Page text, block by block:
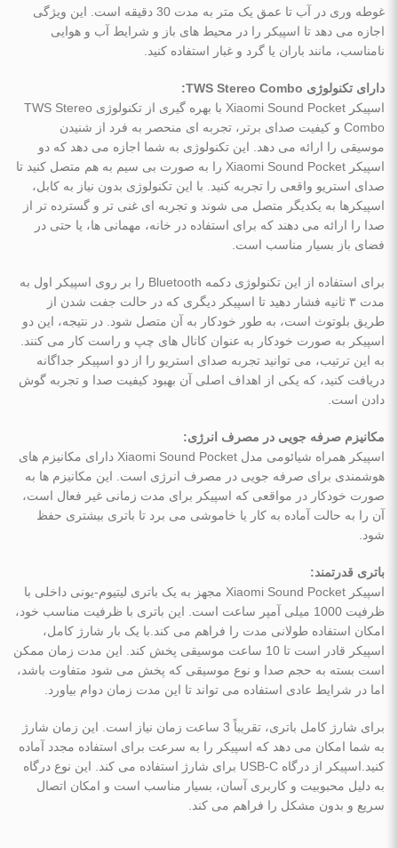
غوطه ‌وری در آب تا عمق یک متر به مدت 30 دقیقه است. این ویژگی
اجازه می ‌دهد تا اسپیکر را در محیط ‌های باز و شرایط آب و هوایی
نامناسب، مانند باران یا گرد و غبار استفاده کنید.
دارای تکنولوژی TWS Stereo Combo:
اسپیکر Xiaomi Sound Pocket با بهره‌ گیری از تکنولوژی TWS Stereo
Combo و کیفیت صدای برتر، تجربه ‌ای منحصر به فرد از شنیدن
موسیقی را ارائه می‌ دهد. این تکنولوژی به شما اجازه می ‌دهد که دو
اسپیکر Xiaomi Sound Pocket را به صورت بی ‌سیم به هم متصل کنید تا
صدای استریو واقعی را تجربه کنید. با این تکنولوژی بدون نیاز به کابل،
اسپیکرها به یکدیگر متصل می ‌شوند و تجربه ‌ای غنی ‌تر و گسترده ‌تر از
صدا را ارائه می ‌دهند که برای استفاده در خانه، مهمانی‌ ها، یا حتی در
فضای باز بسیار مناسب است.
برای استفاده از این تکنولوژی دکمه Bluetooth را بر روی اسپیکر اول به
مدت ۳ ثانیه فشار دهید تا اسپیکر دیگری که در حالت جفت‌ شدن از
طریق بلوتوث است، به طور خودکار به آن متصل شود. در نتیجه، این دو
اسپیکر به صورت خودکار به عنوان کانال ‌های چپ و راست کار می ‌کنند.
به این ترتیب، می ‌توانید تجربه صدای استریو را از دو اسپیکر جداگانه
دریافت کنید، که یکی از اهداف اصلی آن بهبود کیفیت صدا و تجربه گوش
دادن است.
مکانیزم صرفه ‌جویی در مصرف انرژی:
اسپیکر همراه شیائومی مدل Xiaomi Sound Pocket دارای مکانیزم ‌های
هوشمندی برای صرفه ‌جویی در مصرف انرژی است. این مکانیزم‌ ها به
صورت خودکار در مواقعی که اسپیکر برای مدت زمانی غیر فعال است،
آن را به حالت آماده ‌به ‌کار یا خاموشی می ‌برد تا باتری بیشتری حفظ
شود.
باتری قدرتمند:
اسپیکر Xiaomi Sound Pocket مجهز به یک باتری لیتیوم-یونی داخلی با
ظرفیت 1000 میلی ‌آمپر ساعت است. این باتری با ظرفیت مناسب خود،
امکان استفاده طولانی مدت را فراهم می‌ کند.با یک بار شارژ کامل،
اسپیکر قادر است تا 10 ساعت موسیقی پخش کند. این مدت زمان ممکن
است بسته به حجم صدا و نوع موسیقی که پخش می‌ شود متفاوت باشد،
اما در شرایط عادی استفاده می ‌تواند تا این مدت زمان دوام بیاورد.
برای شارژ کامل باتری، تقریباً 3 ساعت زمان نیاز است. این زمان شارژ
به شما امکان می ‌دهد که اسپیکر را به سرعت برای استفاده مجدد آماده
کنید.اسپیکر از درگاه USB-C برای شارژ استفاده می‌ کند. این نوع درگاه
به دلیل محبوبیت و کاربری آسان، بسیار مناسب است و امکان اتصال
سریع و بدون مشکل را فراهم می ‌کند.